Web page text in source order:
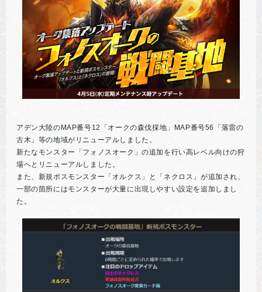
アデン大陸のMAP番号12「オークの森伐採地」MAP番号56「落雷の
古木」等の地域がリニューアルしました。
新たなモンスター「フォノスオーク」の追加を行い高レベル向けの狩
場へとリニューアルしました。
また、新規ボスモンスター「オルクス」と「ネクロス」が追加され、
一部の箇所にはモンスターが大量に出現しやすい設定を追加しまし
た。